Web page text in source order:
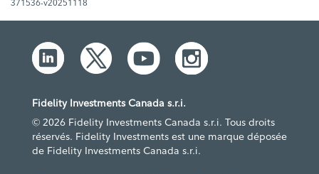
371536-v20251118
Fidelity Investments Canada s.r.i.
© 2026 Fidelity Investments Canada s.r.i. Tous droits
réservés. Fidelity Investments est une marque déposée
de Fidelity Investments Canada s.r.i.